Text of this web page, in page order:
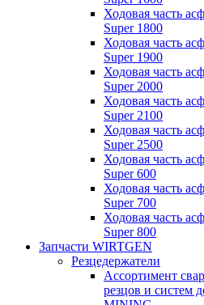
Ходовая часть
Super 1800
Ходовая часть
Super 1900
Ходовая часть
Super 2000
Ходовая часть
Super 2100
Ходовая часть
Super 2500
Ходовая часть
Super 600
Ходовая часть
Super 700
Ходовая часть
Super 800
Запчасти WIRTGEN
Резцедержатели
Ассортимент
резцов и систем